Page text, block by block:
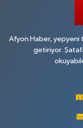
Afyon Haber, yepyeni
getiriyor.